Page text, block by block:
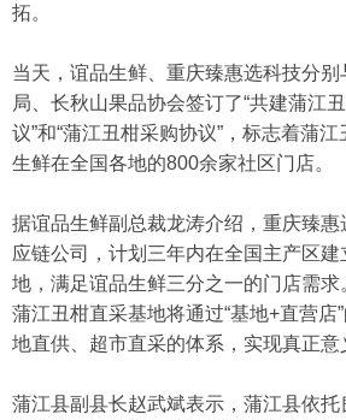
拓。
当天，谊品生鲜、重庆臻惠选科技分
局、长秋山果品协会签订了“共建蒲江
议”和“蒲江丑柑采购协议”，标志着蒲
生鲜在全国各地的800余家社区门店。
据谊品生鲜副总裁龙涛介绍，重庆臻
应链公司，计划三年内在全国主产区
地，满足谊品生鲜三分之一的门店需求
蒲江丑柑直采基地将通过“基地+直营店
地直供、超市直采的体系，实现真正意
蒲江县副县长赵武斌表示，蒲江县依